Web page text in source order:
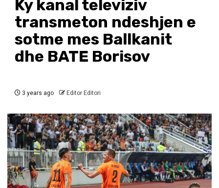
Ky kanal televiziv
transmeton ndeshjen e
sotme mes Ballkanit
dhe BATE Borisov
3 years ago Editor Editori